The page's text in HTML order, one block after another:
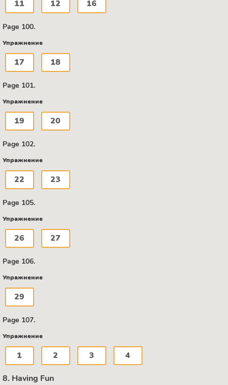
11 12 16
Page 100.
Упражнение
17 18
Page 101.
Упражнение
19 20
Page 102.
Упражнение
22 23
Page 105.
Упражнение
26 27
Page 106.
Упражнение
29
Page 107.
Упражнение
1 2 3 4
8. Having Fun